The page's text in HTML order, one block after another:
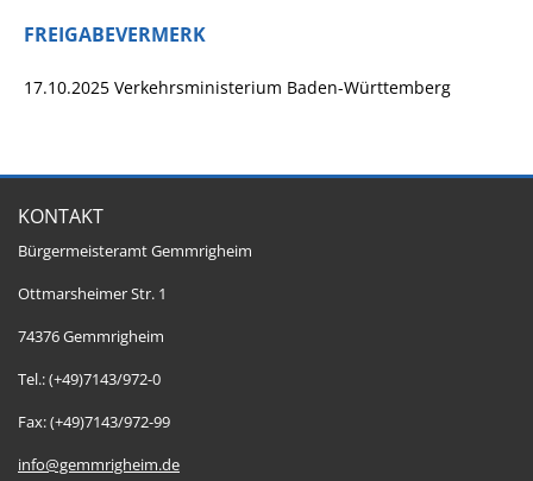
FREIGABEVERMERK
17.10.2025 Verkehrsministerium Baden-Württemberg
KONTAKT
Bürgermeisteramt Gemmrigheim
Ottmarsheimer Str. 1
74376 Gemmrigheim
Tel.: (+49)7143/972-0
Fax: (+49)7143/972-99
info@gemmrigheim.de